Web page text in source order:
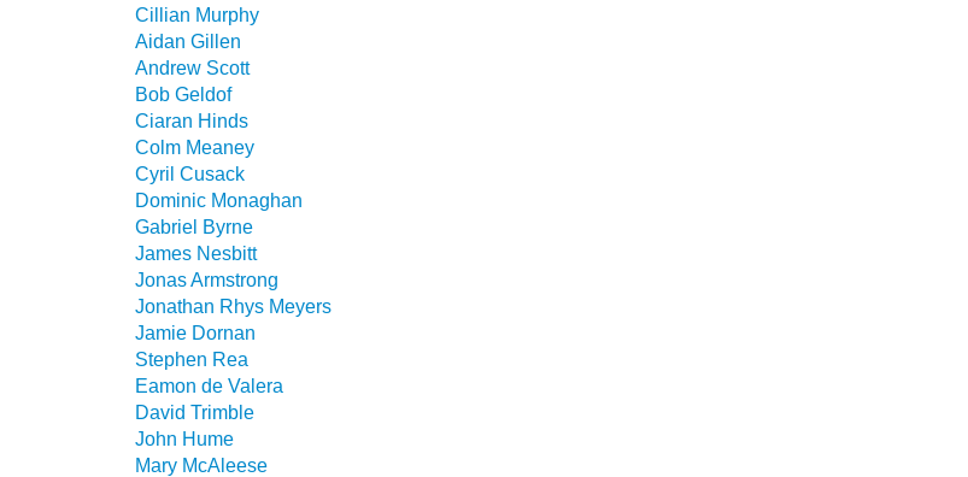
Cillian Murphy
Aidan Gillen
Andrew Scott
Bob Geldof
Ciaran Hinds
Colm Meaney
Cyril Cusack
Dominic Monaghan
Gabriel Byrne
James Nesbitt
Jonas Armstrong
Jonathan Rhys Meyers
Jamie Dornan
Stephen Rea
Eamon de Valera
David Trimble
John Hume
Mary McAleese